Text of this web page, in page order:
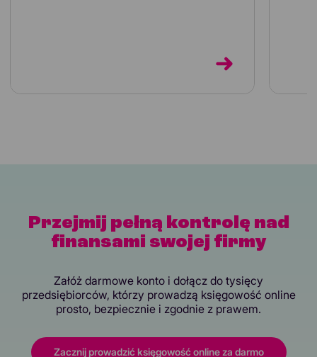
Przejmij pełną kontrolę nad
finansami swojej firmy
Załóż darmowe konto i dołącz do tysięcy
przedsiębiorców, którzy prowadzą księgowość online
prosto, bezpiecznie i zgodnie z prawem.
Zacznij prowadzić księgowość online za darmo